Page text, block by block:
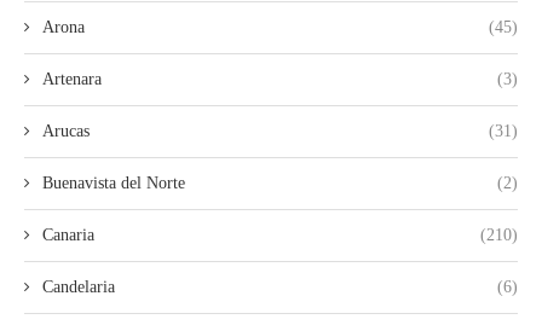
Arona (45)
Artenara (3)
Arucas (31)
Buenavista del Norte (2)
Canaria (210)
Candelaria (6)